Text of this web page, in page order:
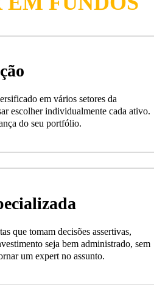
em vários setores da
escolher individualmente cada ativo.
do seu portfólio.
que tomam decisões assertivas,
seja bem administrado, sem
um expert no assunto.